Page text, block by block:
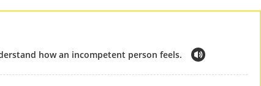
how an incompetent person feels.